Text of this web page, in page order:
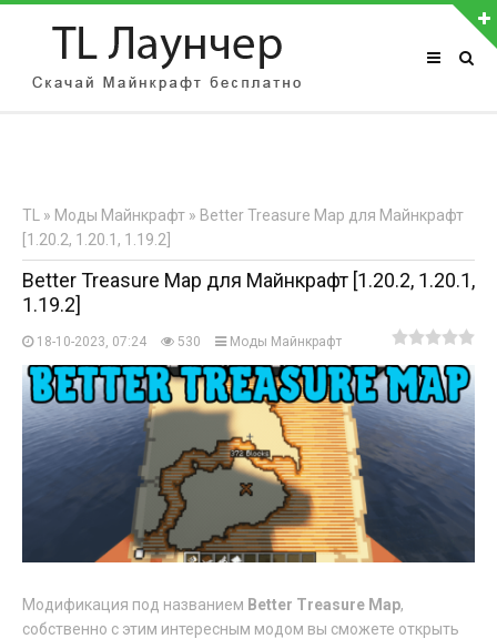
АВТОРИЗАЦИЯ НА САЙТЕ
Регистрация
TL » Моды Майнкрафт » Better Treasure Map для Майнкрафт
[1.20.2, 1.20.1, 1.19.2]
Better Treasure Map для Майнкрафт [1.20.2, 1.20.1,
1.19.2]
18-10-2023, 07:24 530 Моды Майнкрафт
Модификация под названием Better Treasure Map,
собственно с этим интересным модом вы сможете открыть